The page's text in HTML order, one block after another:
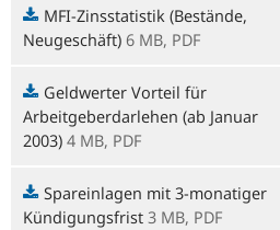
MFI-Zinsstatistik (Bestände,
Neugeschäft) 6 MB, PDF
Geldwerter Vorteil für
Arbeitgeberdarlehen (ab Januar
2003) 4 MB, PDF
Spareinlagen mit 3-monatiger
Kündigungsfrist 3 MB, PDF